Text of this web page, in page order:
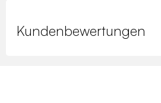
Kundenbewertungen